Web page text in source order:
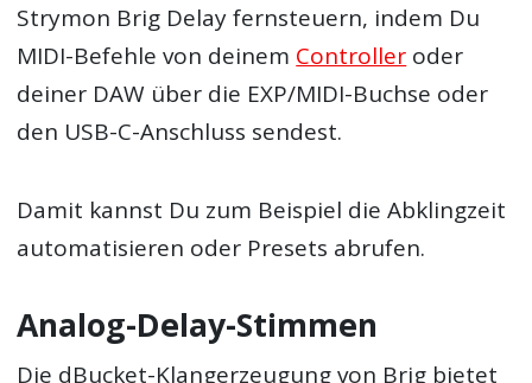
Strymon Brig Delay fernsteuern, indem Du
MIDI-Befehle von deinem Controller oder
deiner DAW über die EXP/MIDI-Buchse oder
den USB-C-Anschluss sendest.
Damit kannst Du zum Beispiel die Abklingzeit
automatisieren oder Presets abrufen.
Analog-Delay-Stimmen
Die dBucket-Klangerzeugung von Brig bietet